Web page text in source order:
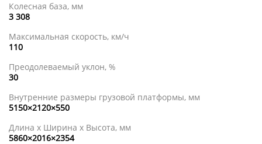
Колесная база, мм
3 308
Максимальная скорость, км/ч
110
Преодолеваемый уклон, %
30
Внутренние размеры грузовой платформы, мм
5150×2120×550
Длина х Ширина х Высота, мм
5860×2016×2354